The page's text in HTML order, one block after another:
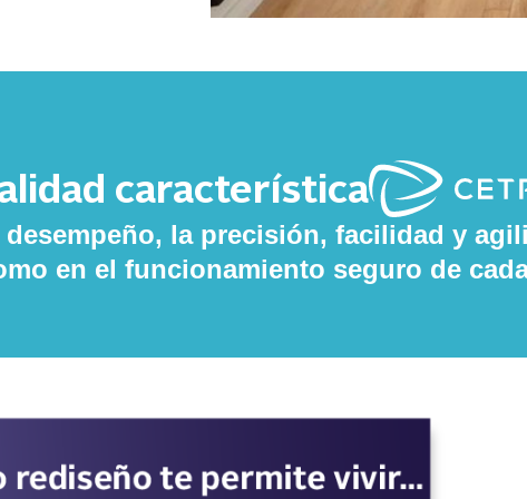
característica
la precisión, facilidad y
en el funcionamiento seguro de